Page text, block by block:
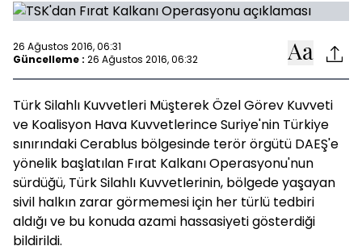
26 Ağustos 2016, 06:31
Güncelleme : 26 Ağustos 2016, 06:32
Türk Silahlı Kuvvetleri Müşterek Özel Görev Kuvveti
ve Koalisyon Hava Kuvvetlerince Suriye'nin Türkiye
sınırındaki Cerablus bölgesinde terör örgütü DAEŞ'e
yönelik başlatılan Fırat Kalkanı Operasyonu'nun
sürdüğü, Türk Silahlı Kuvvetlerinin, bölgede yaşayan
sivil halkın zarar görmemesi için her türlü tedbiri
aldığı ve bu konuda azami hassasiyeti gösterdiği
bildirildi.